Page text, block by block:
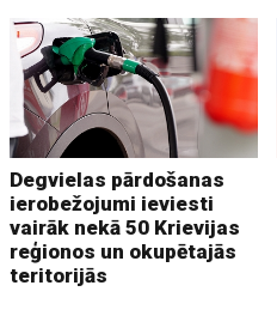
Degvielas pārdošanas
ierobežojumi ieviesti
vairāk nekā 50 Krievijas
reģionos un okupētajās
teritorijās